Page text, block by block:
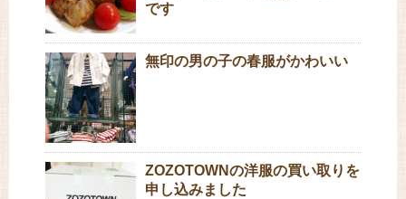
です
無印の男の子の春服がかわいい
ZOZOTOWNの洋服の買い取りを
申し込みました